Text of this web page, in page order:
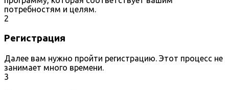
потребностям и целям.
2
Регистрация
Далее вам нужно пройти регистрацию. Этот процесс не
занимает много времени.
3